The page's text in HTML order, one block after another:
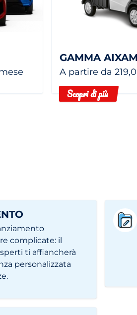
GAMMA
A partire da
Scopri di più
complicate: il
ti affiancherà
personalizzata